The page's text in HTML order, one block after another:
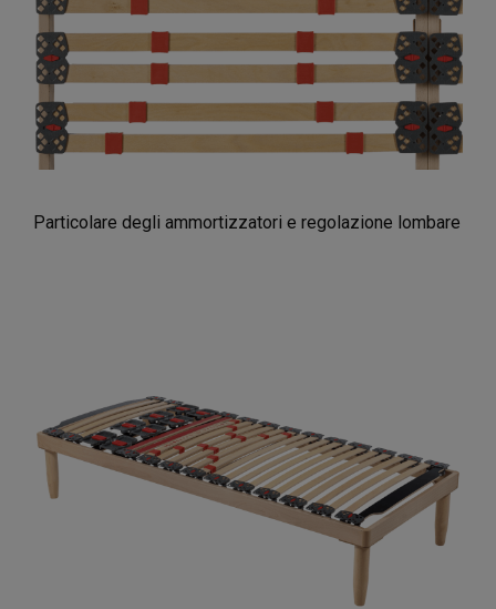
Particolare degli ammortizzatori e regolazione lombare